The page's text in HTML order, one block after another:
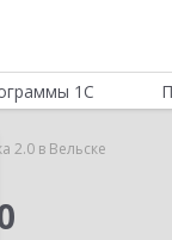
1С
2.0 в Вельске